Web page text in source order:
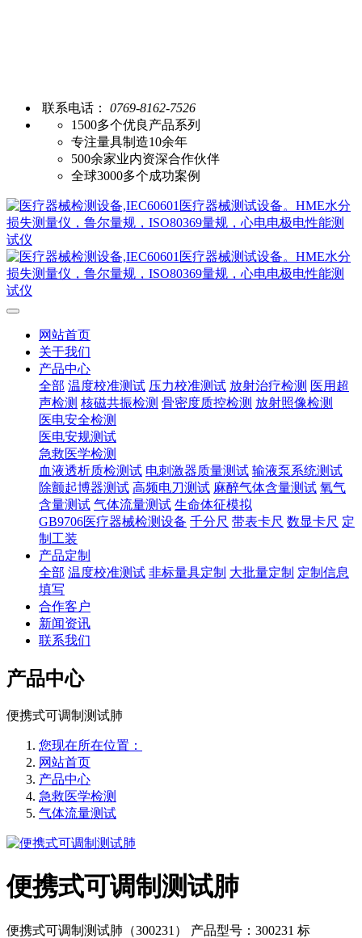
联系电话：
0769-8162-7526
1500多个优良产品系列
专注量具制造10余年
500余家业内资深合作伙伴
全球3000多个成功案例
网站首页
关于我们
产品中心
全部 温度校准测试 压力校准测试 放射治疗检测 医用超
声检测 核磁共振检测 骨密度质控检测 放射照像检测
医电安全检测
医电安规测试
急救医学检测
血液透析质检测试 电刺激器质量测试 输液泵系统测试
除颤起博器测试 高频电刀测试 麻醉气体含量测试 氧气
含量测试 气体流量测试 生命体征模拟
GB9706医疗器械检测设备 千分尺 带表卡尺 数显卡尺 定
制工装
产品定制
全部 温度校准测试 非标量具定制 大批量定制 定制信息
填写
合作客户
新闻资讯
联系我们
产品中心
便携式可调制测试肺
您现在所在位置：
网站首页
产品中心
急救医学检测
气体流量测试
便携式可调制测试肺
便携式可调制测试肺（300231） 产品型号：300231 标